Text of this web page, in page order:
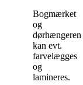
Bogmærket
og
dørhængeren
kan evt.
farvelægges
og
lamineres.